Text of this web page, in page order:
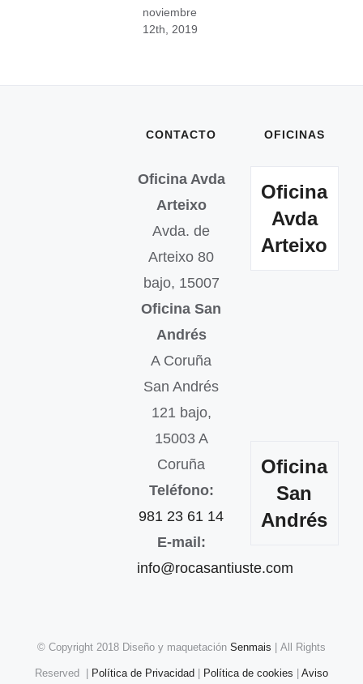
noviembre
12th, 2019
CONTACTO
Oficina Avda
Arteixo
Avda. de
Arteixo 80
bajo, 15007
Oficina San
Andrés
A Coruña
San Andrés
121 bajo,
15003 A
Coruña
Teléfono:
981 23 61 14
E-mail:
info@rocasantiuste.com
OFICINAS
Oficina
Avda
Arteixo
Oficina
San
Andrés
© Copyright 2018 Diseño y maquetación Senmais | All Rights
Reserved | Política de Privacidad Política de cookies Aviso